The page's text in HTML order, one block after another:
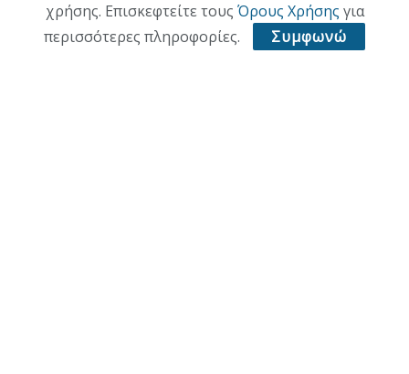
χρήσης. Επισκεφτείτε τους Όρους Χρήσης για
περισσότερες πληροφορίες.
Συμφωνώ